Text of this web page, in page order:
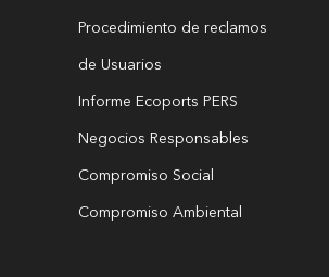
Procedimiento de reclamos
de Usuarios
Informe Ecoports PERS
Negocios Responsables
Compromiso Social
Compromiso Ambiental